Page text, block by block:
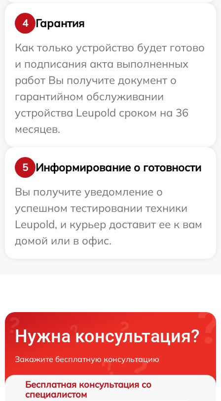
4
Гарантия
Как только устройство будет готово
и подписания акта выполненных
работ Вы получите документ о
гарантийном обслуживании
устройства Leupold сроком на 36
месяцев.
5
Информирование о готовности
Вы получите уведомление о
успешном тестировании техники
Leupold, и курьер доставит ее к вам
домой или в офис.
Нужна консультация?
Закажите бесплатную консультацию
Бесплатная консультация со
специалистом